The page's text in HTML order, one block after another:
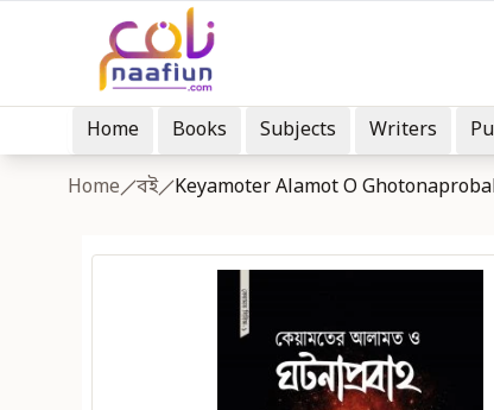
Home Books Subjects Writers
Home বই Keyamoter Alamot O